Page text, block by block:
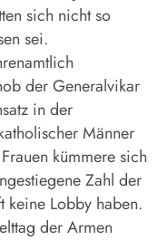
sich nicht so
sei.
der Generalvikar
in der
Männer
kümmere sich
Zahl der
keine Lobby haben.
der Armen